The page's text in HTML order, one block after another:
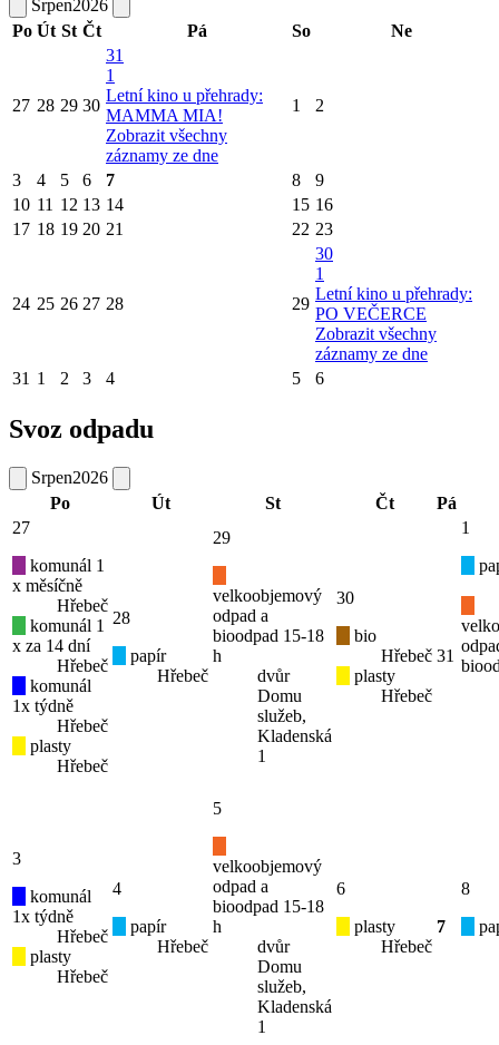
Srpen2026
Po Út St Čt Pá So Ne
27 28 29 30
31
1
Letní kino u přehrady:
MAMMA MIA!
Zobrazit všechny
záznamy ze dne
1 2
3 4 5 6 7 8
9
10 11 12 13 14 15 16
17 18 19 20 21 22 23
24 25 26 27 28 29
30
1
Letní kino u přehrady:
PO VEČERCE
Zobrazit všechny
záznamy ze dne
31 1 2 3 4 5 6
Svoz odpadu
Srpen2026
Po
Út St Čt
Pá
27
komunál 1
x měsíčně
Hřebeč
komunál 1
x za 14 dní
Hřebeč
komunál
1x týdně
Hřebeč
plasty
Hřebeč
28
papír
Hřebeč
29
velkoobjemový
odpad a
bioodpad 15-18
h
dvůr
Domu
služeb,
Kladenská
1
30
bio
Hřebeč
plasty
Hřebeč
31
1
3
komunál
1x týdně
Hřebeč
plasty
Hřebeč
4
papír
Hřebeč
5
velkoobjemový
odpad a
bioodpad 15-18
h
dvůr
Domu
služeb,
Kladenská
1
6
plasty
Hřebeč
7
8